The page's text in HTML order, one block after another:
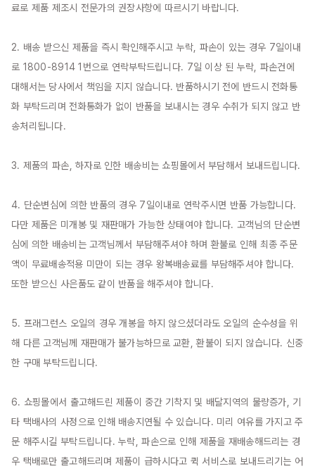
료로 제품 제조시 전문가의 권장사항에 따르시기 바랍니다.
2. 배송 받으신 제품을 즉시 확인해주시고 누락, 파손이 있는 경우 7일이내
로 1800-8914 1번으로 연락부탁드립니다. 7일 이상 된 누락, 파손건에
대해서는 당사에서 책임을 지지 않습니다. 반품하시기 전에 반드시 전화통
화 부탁드리며 전화통화가 없이 반품을 보내시는 경우 수취가 되지 않고 반
송처리됩니다.
3. 제품의 파손, 하자로 인한 배송비는 쇼핑몰에서 부담해서 보내드립니다.
4. 단순변심에 의한 반품의 경우 7일이내로 연락주시면 반품 가능합니다.
다만 제품은 미개봉 및 재판매가 가능한 상태여야 합니다. 고객님의 단순변
심에 의한 배송비는 고객님께서 부담해주셔야 하며 환불로 인해 최종 주문
액이 무료배송적용 미만이 되는 경우 왕복배송료를 부담해주셔야 합니다.
또한 받으신 사은품도 같이 반품을 해주셔야 합니다.
5. 프래그런스 오일의 경우 개봉을 하지 않으셨더라도 오일의 순수성을 위
해 다른 고객님께 재판매가 불가능하므로 교환, 환불이 되지 않습니다. 신중
한 구매 부탁드립니다.
6. 쇼핑몰에서 출고해드린 제품이 중간 기착지 및 배달지역의 물량증가, 기
타 택배사의 사정으로 인해 배송지연될 수 있습니다. 미리 여유를 가지고 주
문 해주시길 부탁드립니다. 누락, 파손으로 인해 제품을 재배송해드리는 경
우 택배로만 출고해드리며 제품이 급하시다고 퀵 서비스로 보내드리기는 어